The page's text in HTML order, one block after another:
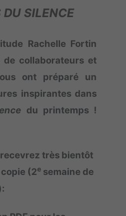
DU SILENCE
Rachelle Fortin
de collaborateurs et
ont préparé un
inspirantes dans
du printemps !
très bientôt
(2e semaine de